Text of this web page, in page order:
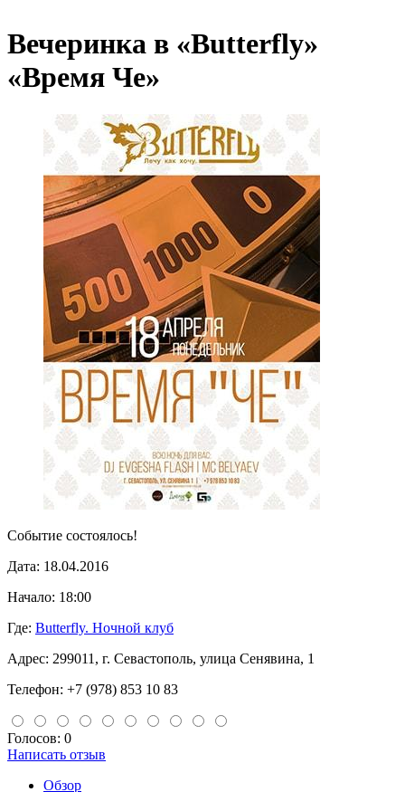
Вечеринка в «Butterfly»
«Время Че»
Событие состоялось!
Дата: 18.04.2016
Начало: 18:00
Где: Butterfly. Ночной клуб
Адрес: 299011, г. Севастополь, улица Сенявина, 1
Телефон: +7 (978) 853 10 83
Голосов: 0
Написать отзыв
Обзор